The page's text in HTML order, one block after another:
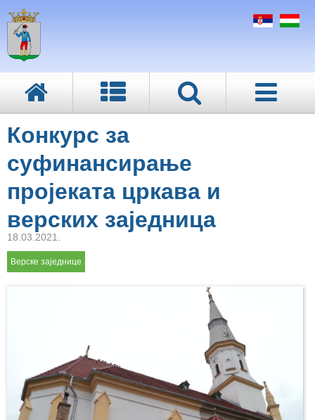
Конкурс за
суфинансирање
пројеката цркава и
верских заједница
18.03.2021.
Верске заједнице